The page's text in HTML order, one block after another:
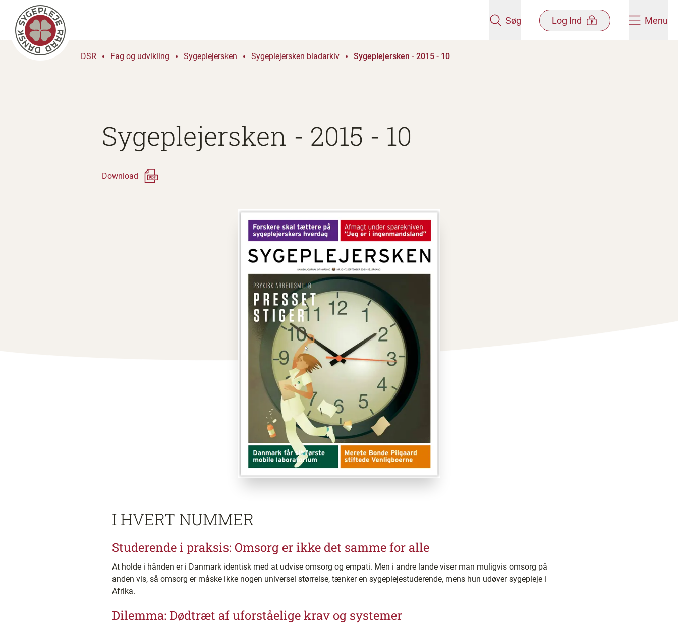
Søg Log Ind Menu
DSR Fag og udvikling Sygeplejersken Sygeplejersken bladarkiv Sygeplejersken - 2015 - 10
Sygeplejersken - 2015 - 10
Download
I HVERT NUMMER
Studerende i praksis: Omsorg er ikke det samme for alle
At holde i hånden er i Danmark identisk med at udvise omsorg og empati. Men i andre lande viser man muligvis omsorg på
anden vis, så omsorg er måske ikke nogen universel størrelse, tænker en sygeplejestuderende, mens hun udøver sygepleje i
Afrika.
Dilemma: Dødtræt af uforståelige krav og systemer